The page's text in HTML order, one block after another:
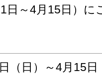
日～4月15日）に
（日）～4月15日